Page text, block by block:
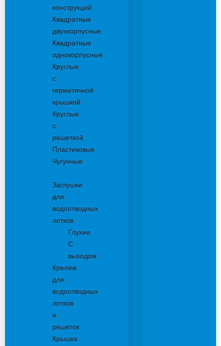
конструкций
Квадратные
двухкорпусные
Квадратные
однокорпусные
Круглые
с
герметичной
крышкой
Круглые
с
решеткой
Пластиковые
Чугунные
Заглушки
для
водоотводных
лотков
Глухие
С
выходом
Крепеж
для
водоотводных
лотков
и
решеток
Крышка